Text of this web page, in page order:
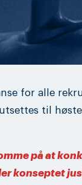
for alle
til
på at
konseptet